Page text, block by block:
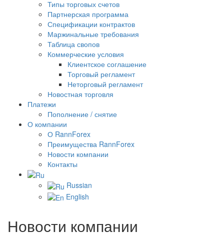
Типы торговых счетов
Партнерская программа
Спецификации контрактов
Маржинальные требования
Таблица свопов
Коммерческие условия
Клиентское соглашение
Торговый регламент
Неторговый регламент
Новостная торговля
Платежи
Пополнение / снятие
О компании
О RannForex
Преимущества RannForex
Новости компании
Контакты
Russian
English
Новости компании